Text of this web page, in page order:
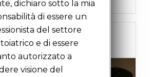
dichiaro sotto la mia
di essere un
del settore
e di essere
autorizzato a
visione del